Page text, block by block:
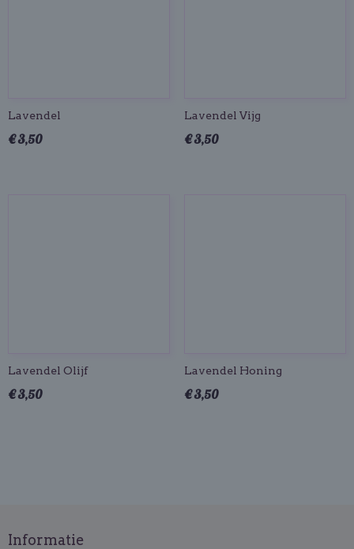
Lavendel
€ 3,50
Lavendel Vijg
€ 3,50
Lavendel Olijf
€ 3,50
Lavendel Honing
€ 3,50
Informatie